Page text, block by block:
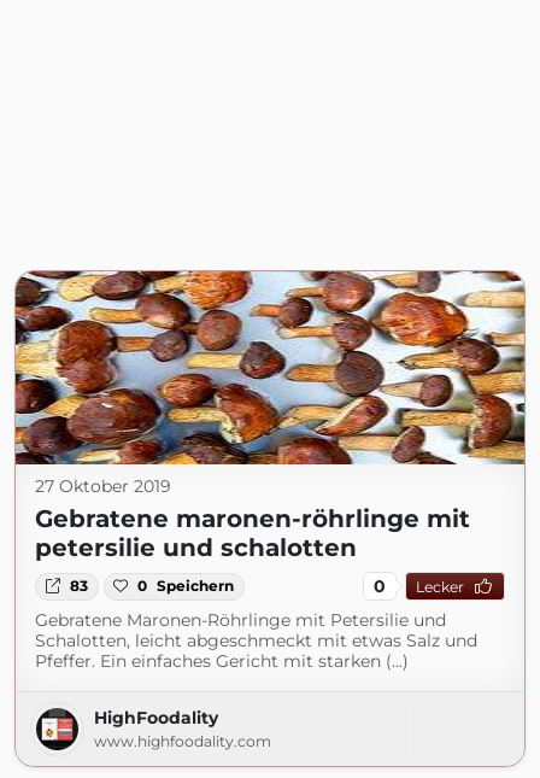
27 Oktober 2019
Gebratene maronen-röhrlinge mit
petersilie und schalotten
83 0 Speichern 0 Lecker
Gebratene Maronen-Röhrlinge mit Petersilie und
Schalotten, leicht abgeschmeckt mit etwas Salz und
Pfeffer. Ein einfaches Gericht mit starken (...)
HighFoodality
www.highfoodality.com